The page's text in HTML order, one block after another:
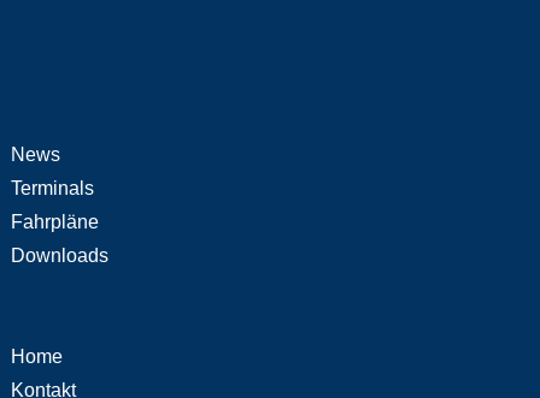
News
Terminals
Fahrpläne
Downloads
Home
Kontakt